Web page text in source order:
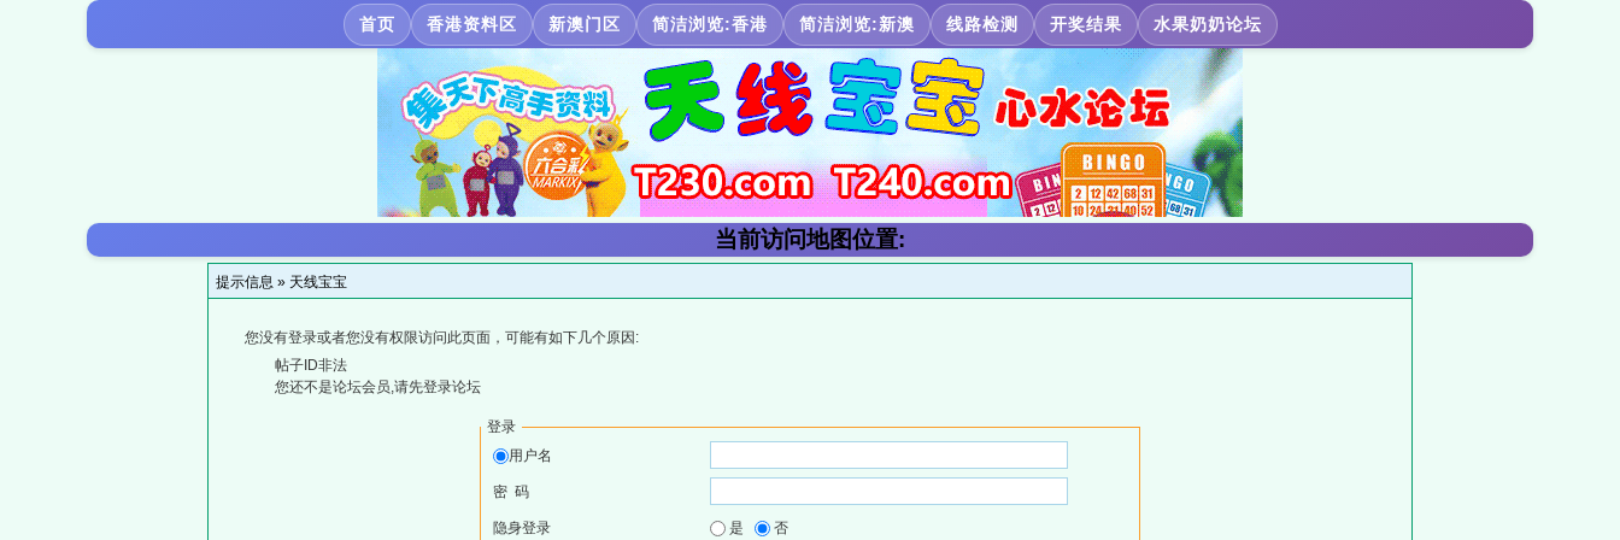
首页 香港资料区 新澳门区 简洁浏览:香港 简洁浏览:新澳 线路检测 开奖结果 水果奶奶论坛
当前访问地图位置:
提示信息 » 天线宝宝
您没有登录或者您没有权限访问此页面，可能有如下几个原因:
帖子ID非法
您还不是论坛会员,请先登录论坛
登录
用户名
密 码
隐身登录 是 否